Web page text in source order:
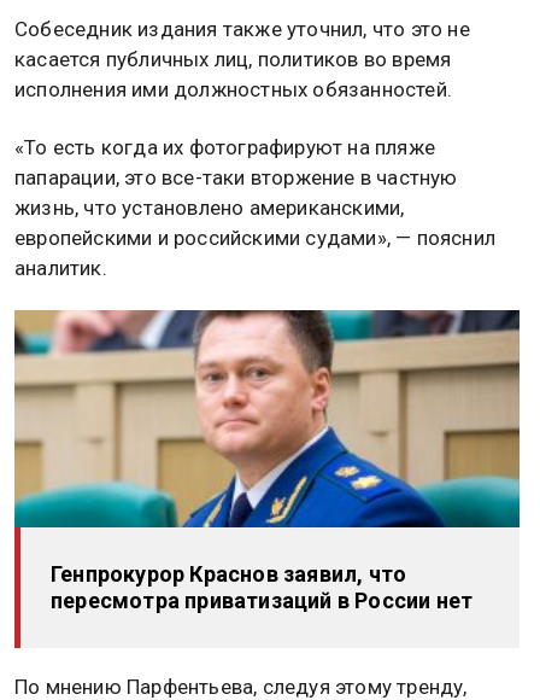
Собеседник издания также уточнил, что это не
касается публичных лиц, политиков во время
исполнения ими должностных обязанностей.
«То есть когда их фотографируют на пляже
папарации, это все-таки вторжение в частную
жизнь, что установлено американскими,
европейскими и российскими судами», — пояснил
аналитик.
Генпрокурор Краснов заявил, что
пересмотра приватизаций в России нет
По мнению Парфентьева, следуя этому тренду,